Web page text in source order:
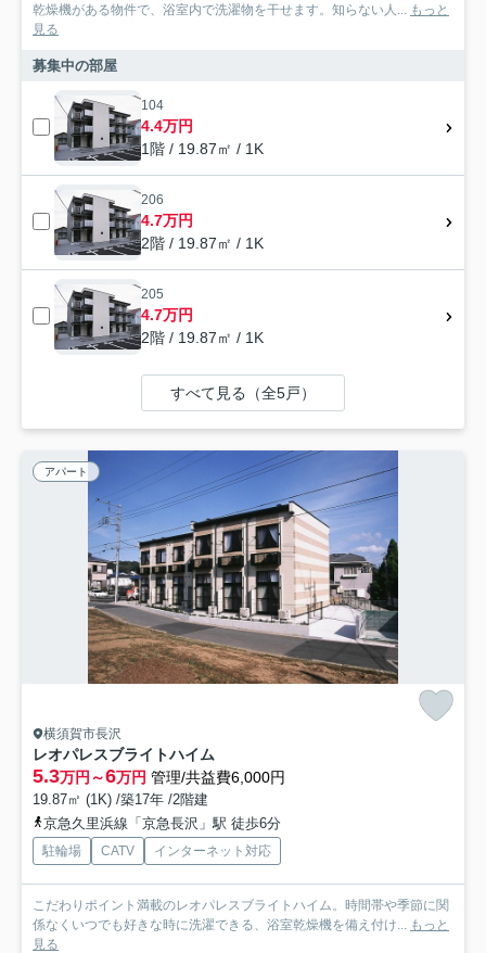
乾燥機がある物件で、浴室内で洗濯物を干せます。知らない人...
もっと
見る
募集中の部屋
104
4.4万円
1階 / 19.87㎡ / 1K
206
4.7万円
2階 / 19.87㎡ / 1K
205
4.7万円
2階 / 19.87㎡ / 1K
すべて見る（全5戸）
アパート
横須賀市長沢
レオパレスブライトハイム
5.3万円～6万円 管理/共益費6,000円
19.87㎡ (1K) /築17年 /2階建
京急久里浜線「京急長沢」駅 徒歩6分
駐輪場 CATV インターネット対応
こだわりポイント満載のレオパレスブライトハイム。時間帯や季節に関
係なくいつでも好きな時に洗濯できる、浴室乾燥機を備え付け...
もっと
見る